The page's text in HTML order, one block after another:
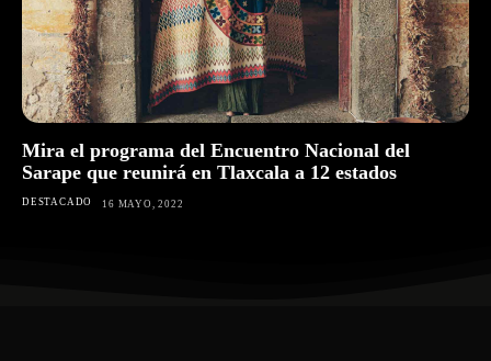
Mira el programa del Encuentro Nacional del
Sarape que reunirá en Tlaxcala a 12 estados
DESTACADO 16 MAYO, 2022